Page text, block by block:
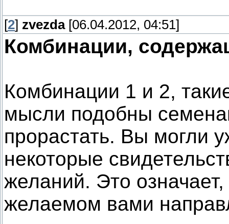
[2] zvezda[06.04.2012, 04:51]
Комбинации,
Комбинации 1 и 2,
мысли подобны
прорастать. Вы могли
некоторые
желаний. Это
желаемом вами